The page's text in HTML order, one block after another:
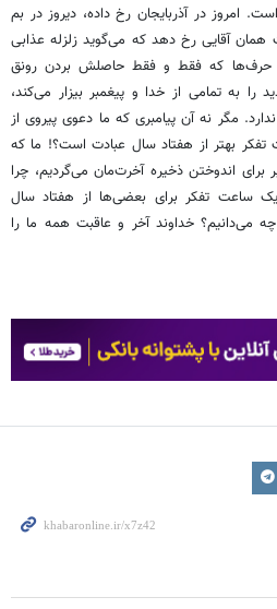
امروز در آذربایجان رخ داده، دیروز در بم
آقایی رخ دهد که می‌گوید زلزله عذابی
حرف‌ها که فقط و فقط حاصلش بردن رونق
به تمامی از خدا و پیغمبر بیزار می‌کند،
مگر نه آن پیامبری که ما دعوی پیروی از
بهتر از هفتاد سال عبادت است؟! ما که
برای اندوختن ذخیره آخرت‌مان می‌گردیم، چرا
یک ساعت تفکر برای بعضی‌ها از هفتاد سال
می‌دانیم؟ خداوند آخر و عاقبت همه ما را